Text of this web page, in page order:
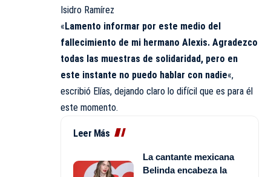
Isidro Ramírez
«Lamento informar por este medio del
fallecimiento de mi hermano Alexis. Agradezco
todas las muestras de solidaridad, pero en
este instante no puedo hablar con nadie«,
escribió Elías, dejando claro lo difícil que es para él
este momento.
Leer Más
La cantante mexicana
Belinda encabeza la